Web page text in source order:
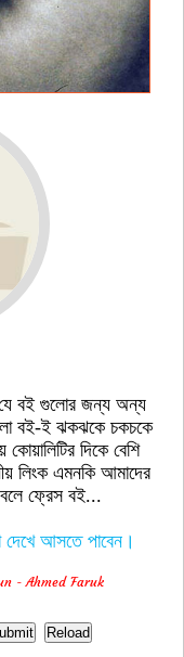
যে বই গুলোর জন্য অন্য
বই-ই ঝকঝকে চকচকে
দিকে বেশি
লিংক এমনকি আমাদের
বলে ফ্রেস বই...
দেখে আসতে পাবেন।
- Ahmed Faruk